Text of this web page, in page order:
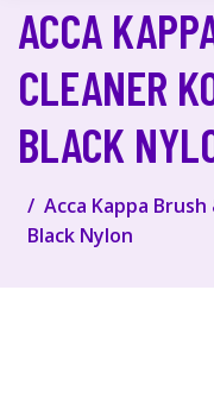
ACCA
CLEANER
BLACK
Acca Kappa
Black Nylon